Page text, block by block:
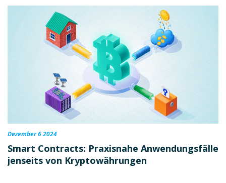
Dezember 6 2024
Smart Contracts: Praxisnahe Anwendungsfälle
jenseits von Kryptowährungen